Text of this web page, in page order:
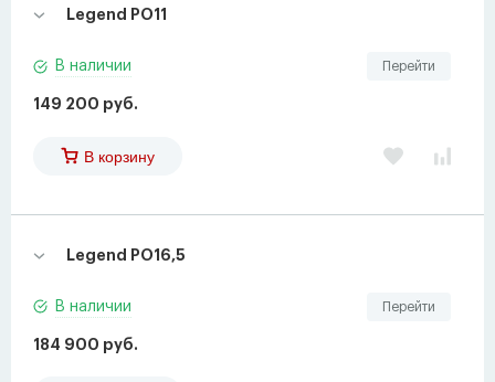
Legend PO11
Перейти
В наличии
149 200 руб.
В корзину
Legend PO16,5
Перейти
В наличии
184 900 руб.